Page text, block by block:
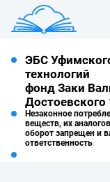
ЭБС
технологий
фонд Заки
Достоевского
Незаконное
веществ, их
оборот запрещен и
ответственность